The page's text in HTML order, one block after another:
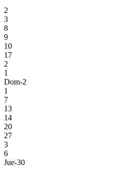
2
3
8
9
10
17
2
1
Dom-2
1
7
13
14
20
27
3
6
Jue-30